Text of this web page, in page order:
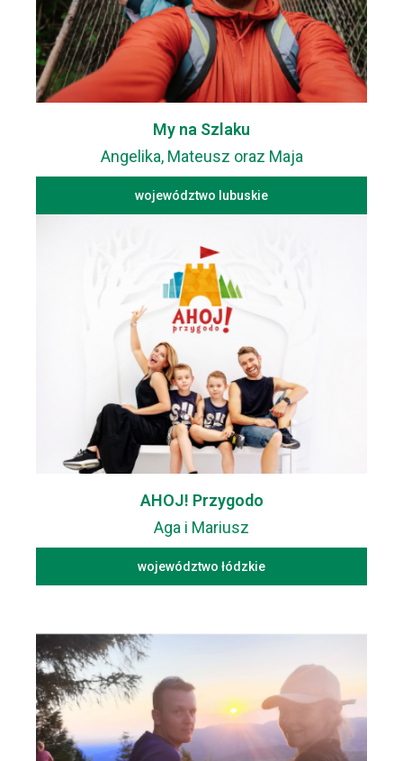
My na Szlaku
Angelika, Mateusz oraz Maja
województwo lubuskie
AHOJ! Przygodo
Aga i Mariusz
województwo łódzkie